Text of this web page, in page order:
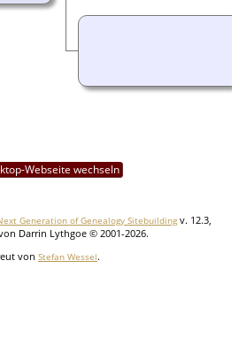
Webseite wechseln
Generation of Genealogy Sitebuilding v. 12.3,
Darrin Lythgoe © 2001-2026.
von Stefan Wessel.